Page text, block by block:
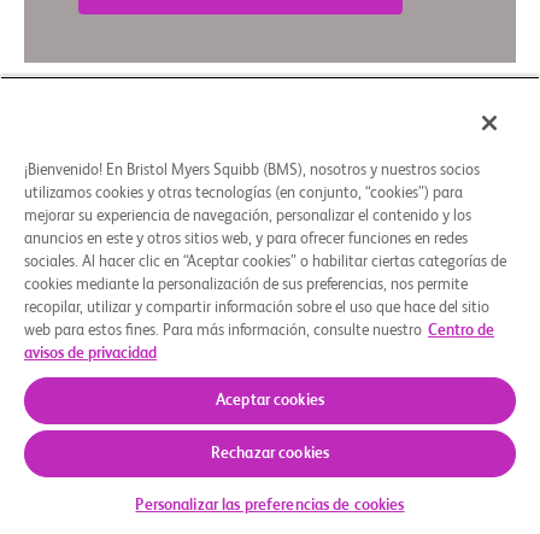
Grupos de apoyo Aviso legal Preferencias de cookies
© 2026 Bristol-Myers Squibb Company
¡Bienvenido! En Bristol Myers Squibb (BMS), nosotros y nuestros socios
utilizamos cookies y otras tecnologías (en conjunto, “cookies”) para
mejorar su experiencia de navegación, personalizar el contenido y los
anuncios en este y otros sitios web, y para ofrecer funciones en redes
sociales. Al hacer clic en “Aceptar cookies” o habilitar ciertas categorías de
cookies mediante la personalización de sus preferencias, nos permite
recopilar, utilizar y compartir información sobre el uso que hace del sitio
web para estos fines. Para más información, consulte nuestro Centro de
avisos de privacidad
Aceptar cookies
Rechazar cookies
Personalizar las preferencias de cookies